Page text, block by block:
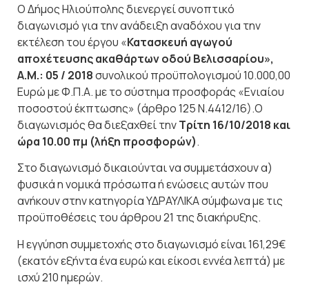
Ο Δήμος Ηλιούπολης διενεργεί συνοπτικό
διαγωνισμό για την ανάδειξη αναδόχου για την
εκτέλεση του έργου «Κατασκευή αγωγού
αποχέτευσης ακαθάρτων οδού Βελισσαρίου»,
Α.Μ.: 05 / 2018συνολικού προϋπολογισμού 10.000,00
Ευρώ με Φ.Π.Α. με το σύστημα προσφοράς «Ενιαίου
ποσοστού έκπτωσης» (άρθρο 125 Ν.4412/16).Ο
διαγωνισμός θα διεξαχθεί τηνΤρίτη 16/10/2018 και
ώρα 10.00 πμ (λήξη προσφορών).
Στο διαγωνισμό δικαιούνται να συμμετάσχουν α)
φυσικά η νομικά πρόσωπα ή ενώσεις αυτών που
ανήκουν στην κατηγορία ΥΔΡΑΥΛΙΚΑ σύμφωνα με τις
προϋποθέσεις του άρθρου 21 της διακήρυξης.
Η εγγύηση συμμετοχής στο διαγωνισμό είναι 161,29€
(εκατόν εξήντα ένα ευρώ και είκοσι εννέα λεπτά) με
ισχύ 210 ημερών.